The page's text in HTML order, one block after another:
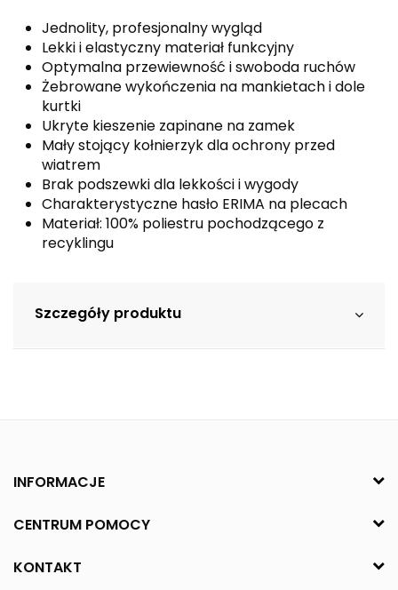
Jednolity, profesjonalny wygląd
Lekki i elastyczny materiał funkcyjny
Optymalna przewiewność i swoboda ruchów
Żebrowane wykończenia na mankietach i dole
kurtki
Ukryte kieszenie zapinane na zamek
Mały stojący kołnierzyk dla ochrony przed
wiatrem
Brak podszewki dla lekkości i wygody
Charakterystyczne hasło ERIMA na plecach
Materiał: 100% poliestru pochodzącego z
recyklingu
Szczegóły produktu
INFORMACJE
CENTRUM POMOCY
KONTAKT